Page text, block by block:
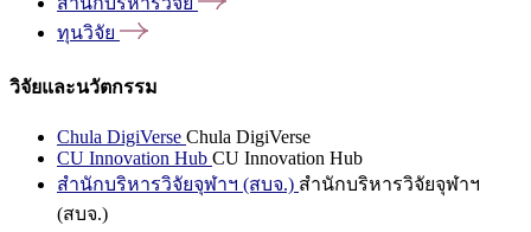
ทุนวิจัย
วิจัยและนวัตกรรม
Chula DigiVerse Chula DigiVerse
CU Innovation Hub CU Innovation Hub
สำนักบริหารวิจัยจุฬาฯ (สบจ.) สำนักบริหารวิจัยจุฬาฯ
(สบจ.)